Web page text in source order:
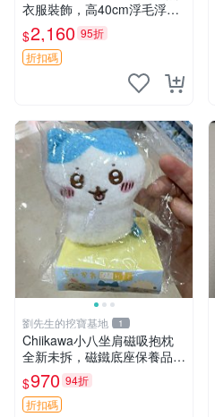
衣服裝飾，高40cm浮毛浮
灰，詳觀後再拍。二手收藏請
珍惜。 13DE MARZO 二手
小熊 衣服裝飾
$2,160 95折
折扣碼
劉先生的挖寶基地 1
Chiikawa小八坐肩磁吸抱枕
全新未拆，磁鐵底座保養品專
用 磁鐵 磁吸 抱枕
$970 94折
折扣碼